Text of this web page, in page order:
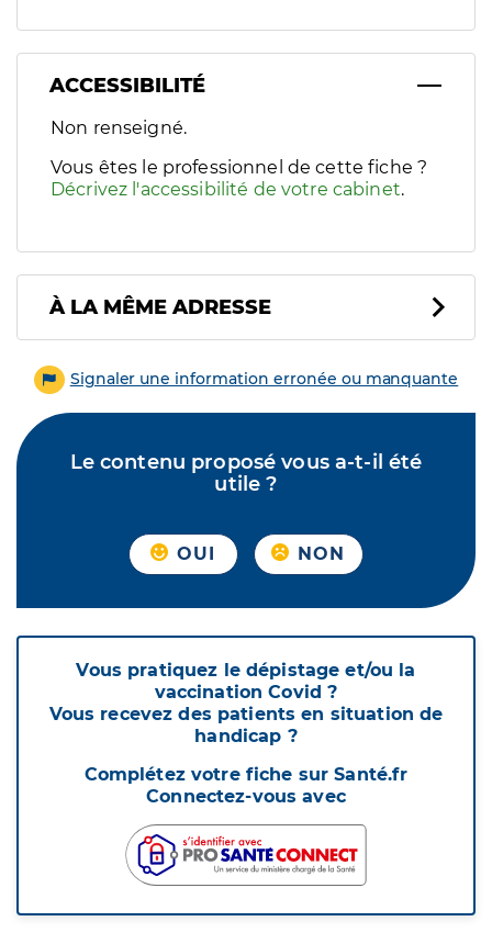
ACCESSIBILITÉ
Filtres
Sélectionnez un ou plusieurs handicaps/besoins
Non renseigné.
Vous êtes le professionnel de cette fiche ?
Décrivez l'accessibilité de votre cabinet.
À LA MÊME ADRESSE
Signaler une information erronée ou manquante
Le contenu proposé vous a-t-il été
utile ?
OUI NON
Vous pratiquez le dépistage et/ou la
vaccination Covid ?
Vous recevez des patients en situation de
handicap ?
Complétez votre fiche sur Santé.fr
Connectez-vous avec